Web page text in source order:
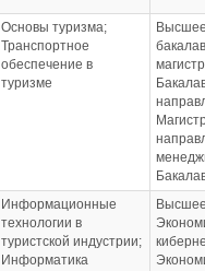
Основы туризма;
Транспортное
обеспечение в
туризме
Информационные
технологии в
туристской индустрии;
Информатика